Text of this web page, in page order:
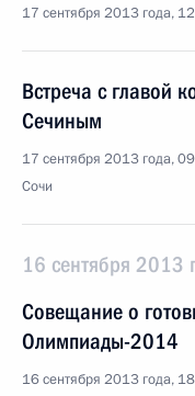
17 сентября 2013 года,
Встреча с главой
Сечиным
17 сентября 2013 года,
Сочи
16 сентября 2013
Совещание о
Олимпиады-2014
16 сентября 2013 года,